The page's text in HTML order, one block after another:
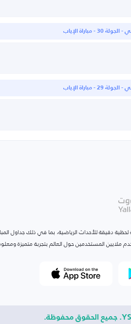
30 - مباراة الإياب
29 - مباراة الإياب
دقيقة للأحداث الرياضية، بما في ذلك جداول
نخدم ملايين المستخدمين حول العالم بتجربة متميزة